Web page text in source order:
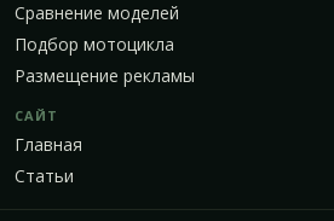
Сравнение моделей
Подбор мотоцикла
Размещение рекламы
САЙТ
Главная
Статьи